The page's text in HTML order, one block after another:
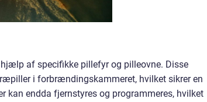
af specifikke pillefyr og pilleovne. Disse
i forbrændingskammeret, hvilket sikrer en
kan endda fjernstyres og programmeres, hvilket